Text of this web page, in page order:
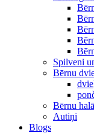
Spilveni
Bērnu
Bērnu
Autiņi
Blogs